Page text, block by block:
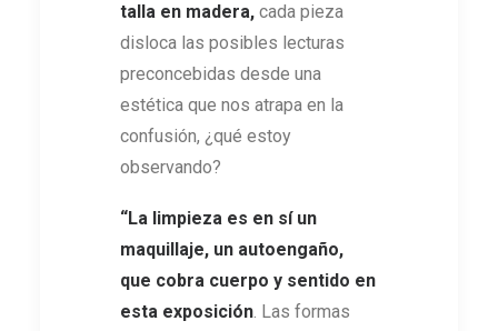
talla en madera, cada pieza
disloca las posibles lecturas
preconcebidas desde una
estética que nos atrapa en la
confusión, ¿qué estoy
observando?
“La limpieza es en sí un
maquillaje, un autoengaño,
que cobra cuerpo y sentido en
esta exposición. Las formas